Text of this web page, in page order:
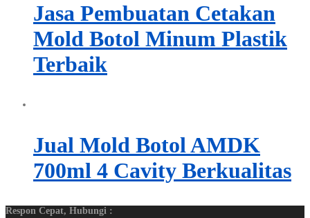
Jasa Pembuatan Cetakan
Mold Botol Minum Plastik
Terbaik
Jual Mold Botol AMDK
700ml 4 Cavity Berkualitas
Respon Cepat, Hubungi :